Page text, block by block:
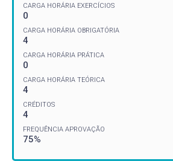
CARGA HORÁRIA EXERCÍCIOS
0
CARGA HORÁRIA OBRIGATÓRIA
4
CARGA HORÁRIA PRÁTICA
0
CARGA HORÁRIA TEÓRICA
4
CRÉDITOS
4
FREQUÊNCIA APROVAÇÃO
75%